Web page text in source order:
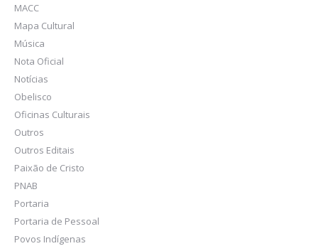
MACC
Mapa Cultural
Música
Nota Oficial
Notícias
Obelisco
Oficinas Culturais
Outros
Outros Editais
Paixão de Cristo
PNAB
Portaria
Portaria de Pessoal
Povos Indígenas